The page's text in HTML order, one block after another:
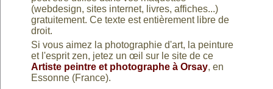
(webdesign, sites internet, livres, affiches...)
gratuitement. Ce texte est entièrement libre de
droit.
Si vous aimez la photographie d'art, la peinture
et l'esprit zen, jetez un œil sur le site de ce
Artiste peintre et photographe à Orsay, en
Essonne (France).